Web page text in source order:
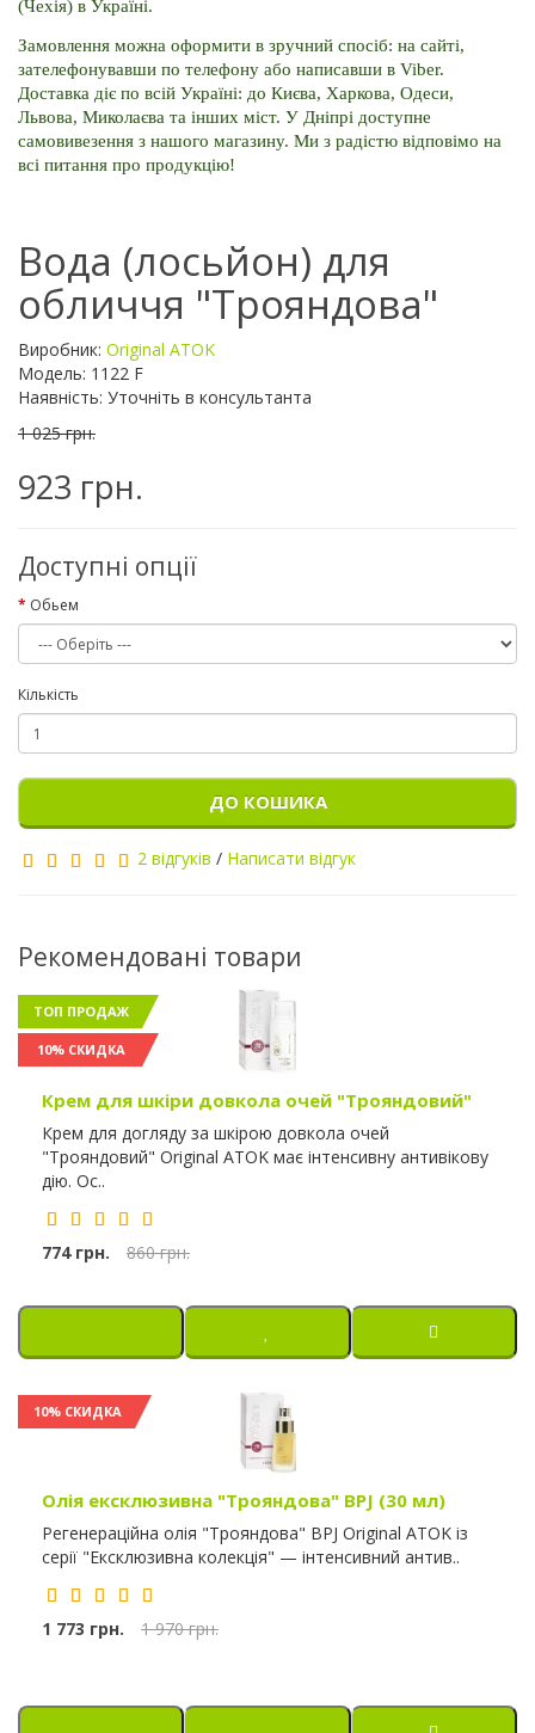
(Чехія) в Україні.
Замовлення можна оформити в зручний спосіб: на сайті,
зателефонувавши по телефону або написавши в Viber.
Доставка діє по всій Україні: до Києва, Харкова, Одеси,
Львова, Миколаєва та інших міст. У Дніпрі доступне
самовивезення з нашого магазину. Ми з радістю відповімо на
всі питання про продукцію!
Вода (лосьйон) для
обличчя "Трояндова"
Виробник: Original ATOK
Модель: 1122 F
Наявність: Уточніть в консультанта
1 025 грн.
923 грн.
Доступні опції
Обьем
Кількість
ДО КОШИКА
2 відгуків / Написати відгук
Рекомендовані товари
ТОП ПРОДАЖ
10% СКИДКА
Крем для шкіри довкола очей "Трояндовий"
Крем для догляду за шкірою довкола очей
"Трояндовий" Original ATOK має інтенсивну антивікову
дію. Ос..
774 грн. 860 грн.
10% СКИДКА
Олія ексклюзивна "Трояндова" BPJ (30 мл)
Регенераційна олія "Трояндова" BPJ Original ATOK із
серії "Ексклюзивна колекція" — інтенсивний антив..
1 773 грн. 1 970 грн.